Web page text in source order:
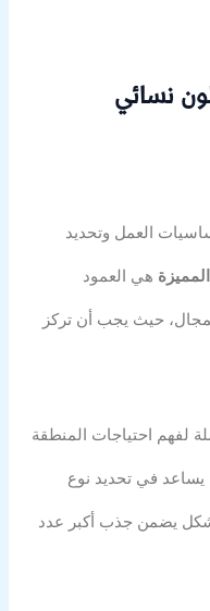
نسائي
العمل وتحديد
هي العمود
حيث يجب أن تركز
لفهم احتياجات المنطقة
يساعد في تحديد نوع
يضمن جذب أكبر عدد